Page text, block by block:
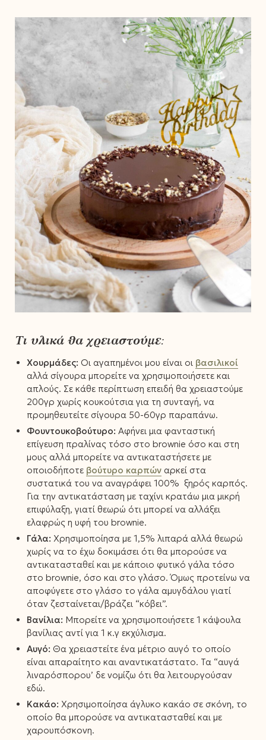
Τι υλικά θα χρειαστούμε:
Χουρμάδες: Οι αγαπημένοι μου είναι οι βασιλικοί
αλλά σίγουρα μπορείτε να χρησιμοποιήσετε και
απλούς. Σε κάθε περίπτωση επειδή θα χρειαστούμε
200γρ χωρίς κουκούτσια για τη συνταγή, να
προμηθευτείτε σίγουρα 50-60γρ παραπάνω.
Φουντουκοβούτυρο: Αφήνει μια φανταστική
επίγευση πραλίνας τόσο στο brownie όσο και στη
μους αλλά μπορείτε να αντικαταστήσετε με
οποιοδήποτε βούτυρο καρπώναρκεί στα
συστατικά του να αναγράφει 100% ξηρός καρπός.
Για την αντικατάσταση με ταχίνι κρατάω μια μικρή
επιφύλαξη, γιατί θεωρώ ότι μπορεί να αλλάξει
ελαφρώς η υφή του brownie.
Γάλα: Χρησιμοποίησα με 1,5% λιπαρά αλλά θεωρώ
χωρίς να το έχω δοκιμάσει ότι θα μπορούσε να
αντικατασταθεί και με κάποιο φυτικό γάλα τόσο
στο brownie, όσο και στο γλάσο. Όμως προτείνω να
αποφύγετε στο γλάσο το γάλα αμυγδάλου γιατί
όταν ζεσταίνεται/βράζει “κόβει”.
Βανίλια: Μπορείτε να χρησιμοποιήσετε 1 κάψουλα
βανίλιας αντί για 1 κ.γ εκχύλισμα.
Αυγό: Θα χρειαστείτε ένα μέτριο αυγό το οποίο
είναι απαραίτητο και αναντικατάστατο. Τα “αυγά
λιναρόσπορου’ δε νομίζω ότι θα λειτουργούσαν
εδώ.
Κακάο: Χρησιμοποίησα άγλυκο κακάο σε σκόνη, το
οποίο θα μπορούσε να αντικατασταθεί και με
χαρουπόσκονη.